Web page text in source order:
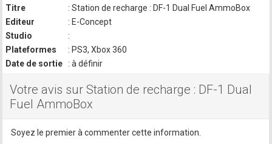
Titre
: Station de recharge : DF-1 Dual Fuel AmmoBox
Editeur
: E-Concept
Studio
:
Plateformes
: PS3, Xbox 360
Date de sortie
: à définir
Votre avis sur Station de recharge : DF-1 Dual
Fuel AmmoBox
Soyez le premier à commenter cette information.